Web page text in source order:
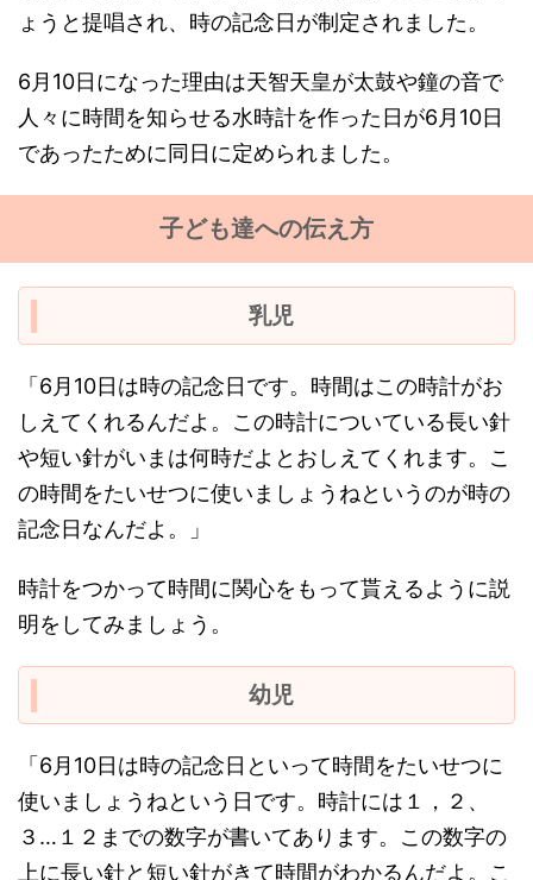
ょうと提唱され、時の記念日が制定されました。
6月10日になった理由は天智天皇が太鼓や鐘の音で
人々に時間を知らせる水時計を作った日が6月10日
であったために同日に定められました。
子ども達への伝え方
乳児
「6月10日は時の記念日です。時間はこの時計がお
しえてくれるんだよ。この時計についている長い針
や短い針がいまは何時だよとおしえてくれます。こ
の時間をたいせつに使いましょうねというのが時の
記念日なんだよ。」
時計をつかって時間に関心をもって貰えるように説
明をしてみましょう。
幼児
「6月10日は時の記念日といって時間をたいせつに
使いましょうねという日です。時計には１，２、
３…１２までの数字が書いてあります。この数字の
上に長い針と短い針がきて時間がわかるんだよ。こ